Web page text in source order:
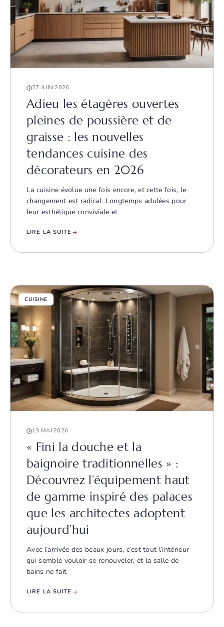
27 JUIN 2026
Adieu les étagères ouvertes
pleines de poussière et de
graisse : les nouvelles
tendances cuisine des
décorateurs en 2026
La cuisine évolue une fois encore, et cette fois, le
changement est radical. Longtemps adulées pour
leur esthétique conviviale et
LIRE LA SUITE
CUISINE
13 MAI 2026
« Fini la douche et la
baignoire traditionnelles » :
Découvrez l’équipement haut
de gamme inspiré des palaces
que les architectes adoptent
aujourd’hui
Avec l’arrivée des beaux jours, c’est tout l’intérieur
qui semble vouloir se renouveler, et la salle de
bains ne fait
LIRE LA SUITE